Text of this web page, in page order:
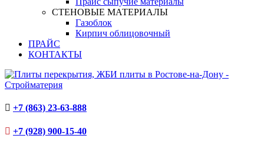
СТЕНОВЫЕ МАТЕРИАЛЫ
Газоблок
Кирпич облицовочный
ПРАЙС
КОНТАКТЫ
+7 (863) 23-63-888
+7 (928) 900-15-40